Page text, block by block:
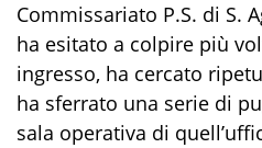
Commissariato P.S. di S.
ha esitato a colpire più
ingresso, ha cercato
ha sferrato una serie di
sala operativa di